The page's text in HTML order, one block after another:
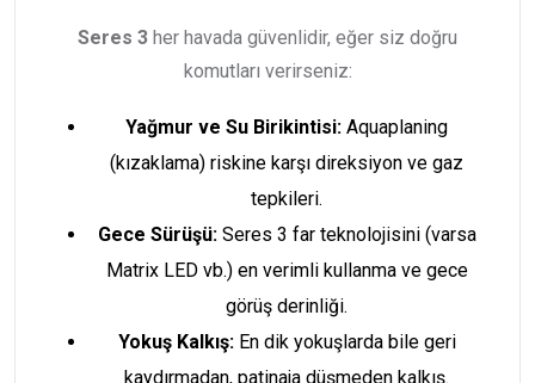
Seres 3 her havada güvenlidir, eğer siz doğru
komutları verirseniz:
Yağmur ve Su Birikintisi: Aquaplaning
(kızaklama) riskine karşı direksiyon ve gaz
tepkileri.
Gece Sürüşü:Seres 3 far teknolojisini (varsa
Matrix LED vb.) en verimli kullanma ve gece
görüş derinliği.
Yokuş Kalkış:En dik yokuşlarda bile geri
kaydırmadan, patinaja düşmeden kalkış.